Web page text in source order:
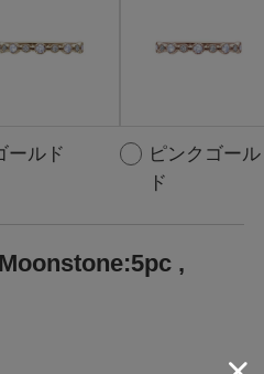
ールド
ピンクゴール
ド
Moonstone:5pc ,